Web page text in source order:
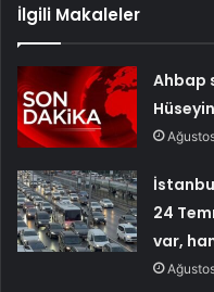
İlgili Makaleler
Ahbap
24
var,